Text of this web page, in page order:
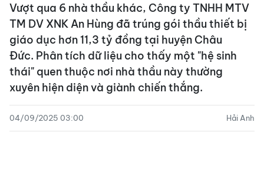
Vượt qua 6 nhà thầu khác, Công ty TNHH MTV
TM DV XNK An Hùng đã trúng gói thầu thiết bị
giáo dục hơn 11,3 tỷ đồng tại huyện Châu
Đức. Phân tích dữ liệu cho thấy một "hệ sinh
thái" quen thuộc nơi nhà thầu này thường
xuyên hiện diện và giành chiến thắng.
04/09/2025 03:00 Hải Anh